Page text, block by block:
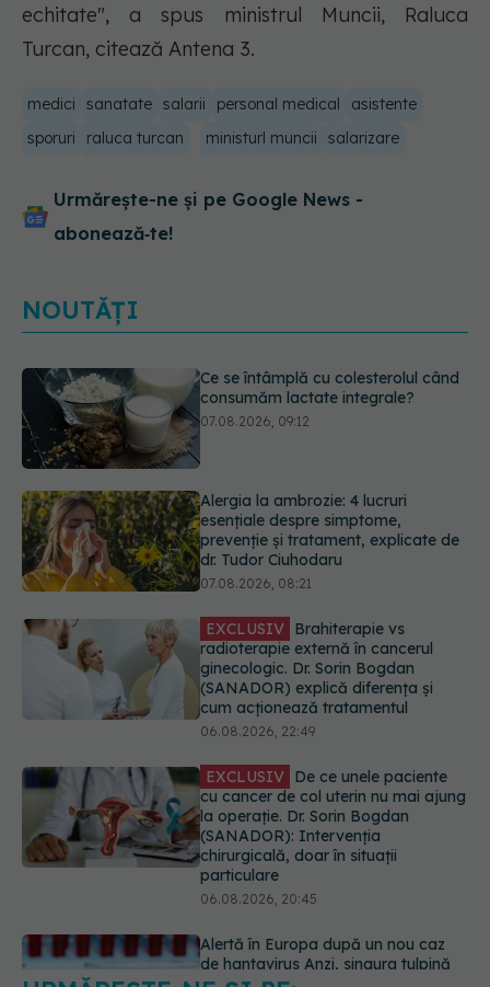
echitate", a spus ministrul Muncii, Raluca
Turcan, citează Antena 3.
medici sanatate salarii personal medical
asistente
sporuri
raluca turcan ministurl muncii salarizare
Urmărește-ne și pe Google News -
abonează‑te!
NOUTĂȚI
Alergia la ambrozie: 4 lucruri
esențiale despre simptome,
prevenție și tratament, explicate de
EXCLUSIV Brahiterapie vs
radioterapie externă în cancerul
ginecologic. Dr. Sorin Bogdan
(SANADOR) explică diferența și
cum acționează tratamentul
06.08.2026, 22:49
EXCLUSIV De ce unele paciente
cu cancer de col uterin nu mai ajung
la operație. Dr. Sorin Bogdan
(SANADOR): Intervenția
chirurgicală, doar în situații
particulare
06.08.2026, 20:45
Alertă în Europa după un nou caz
de hantavirus Anzi, singura tulpină
care se transmite de la om la om
06.08.2026, 20:06
Ce se întâmplă cu colesterolul când
consumăm lactate integrale?
URMĂREȘTE-NE ȘI PE: